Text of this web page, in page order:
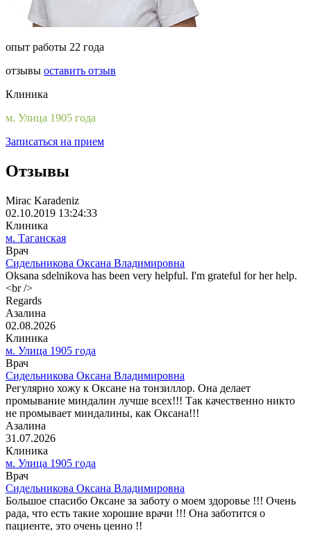
опыт работы 22 года
отзывы оставить отзыв
Клиника
м. Улица 1905 года
Записаться на прием
Отзывы
Mirac Karadeniz
02.10.2019 13:24:33
Клиника
м. Таганская
Врач
Сидельникова Оксана Владимировна
Oksana sdelnikova has been very helpful. I'm grateful for her help.
<br />
Regards
Азалина
02.08.2026
Клиника
м. Улица 1905 года
Врач
Сидельникова Оксана Владимировна
Регулярно хожу к Оксане на тонзиллор. Она делает
промывание миндалин лучше всех!!! Так качественно никто
не промывает миндалины, как Оксана!!!
Азалина
31.07.2026
Клиника
м. Улица 1905 года
Врач
Сидельникова Оксана Владимировна
Большое спасибо Оксане за заботу о моем здоровье !!! Очень
рада, что есть такие хорошие врачи !!! Она заботится о
пациенте, это очень ценно !!